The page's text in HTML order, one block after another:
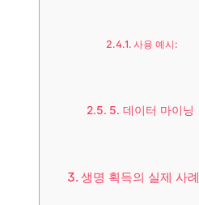
사용 예시:
5. 데이터 마이닝
생명 획득의 실제 사례